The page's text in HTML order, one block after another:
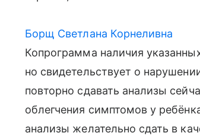
Борщ Светлана Корнеливна
Копрограмма наличия
но свидетельствует о
повторно сдавать анализы
облегчения симптомов у
анализы желательно сдать в